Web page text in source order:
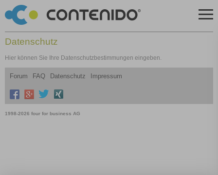
Datenschutz
Hier können Sie Ihre Datenschutzbestimmungen eingeben.
Forum FAQ Datenschutz Impressum
1998-2026 four for business AG